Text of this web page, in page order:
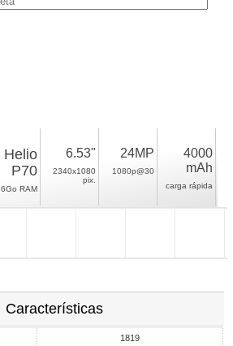
Helio
P70
6Go RAM
6.53"
2340x1080
pix.
24MP
1080p@30
4000
mAh
carga rápida
Características
1819